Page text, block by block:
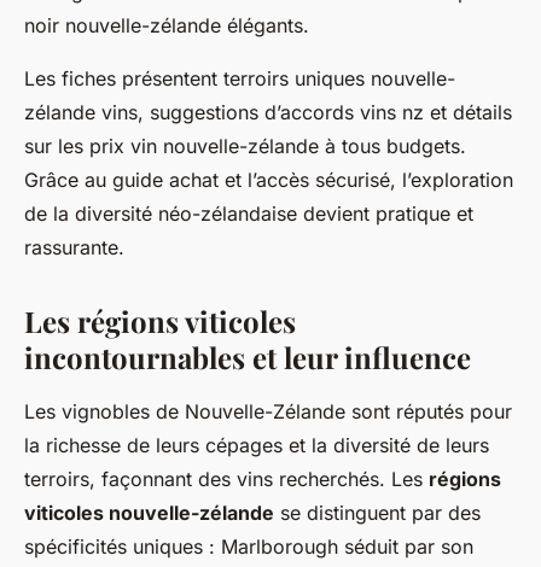
noir nouvelle-zélande élégants.
Les fiches présentent terroirs uniques nouvelle-
zélande vins, suggestions d’accords vins nz et détails
sur les prix vin nouvelle-zélande à tous budgets.
Grâce au guide achat et l’accès sécurisé, l’exploration
de la diversité néo-zélandaise devient pratique et
rassurante.
Les régions viticoles
incontournables et leur influence
Les vignobles de Nouvelle-Zélande sont réputés pour
la richesse de leurs cépages et la diversité de leurs
terroirs, façonnant des vins recherchés. Les régions
viticoles nouvelle-zélande se distinguent par des
spécificités uniques : Marlborough séduit par son